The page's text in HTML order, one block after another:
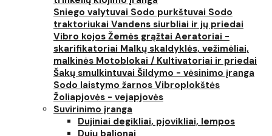
Sniego valytuvai Sodo purkštuvai Sodo
traktoriukai Vandens siurbliai ir jų priedai
Vibro kojos Žemės grąžtai Aeratoriai -
skarifikatoriai Malkų skaldyklės, vežimėliai,
malkinės Motoblokai / Kultivatoriai ir priedai
Šakų smulkintuvai Šildymo - vėsinimo įranga
Sodo laistymo žarnos Vibroplokštės
Žoliapjovės - vejapjovės
Suvirinimo įranga
Dujiniai degikliai, pjovikliai, lempos
Dujų balionai